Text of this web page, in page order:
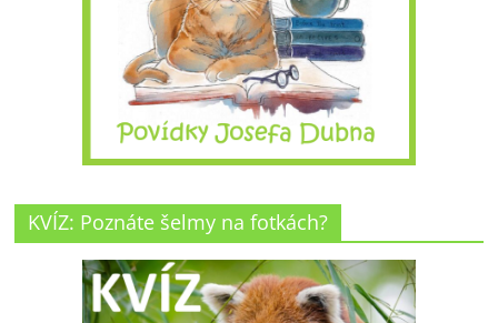
KVÍZ: Poznáte šelmy na fotkách?